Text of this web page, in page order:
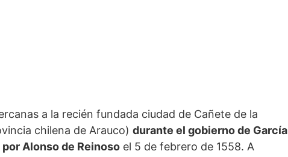
a la recién fundada ciudad de Cañete de la
chilena de Arauco) durante el gobierno de García
Alonso de Reinoso el 5 de febrero de 1558. A